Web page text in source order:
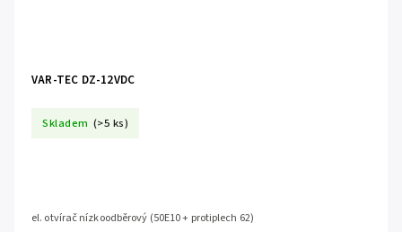
VAR-TEC DZ-12VDC
Skladem (>5 ks)
el. otvírač nízkoodběrový (50E10 + protiplech 62)